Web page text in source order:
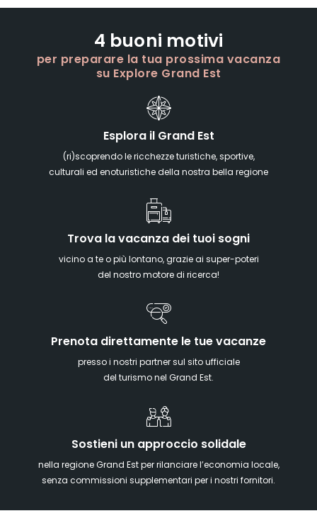
4 buoni motivi
per preparare la tua prossima vacanza
su Explore Grand Est
Esplora il Grand Est
(ri)scoprendo le ricchezze turistiche, sportive,
culturali ed enoturistiche della nostra bella regione
Trova la vacanza dei tuoi sogni
vicino a te o più lontano, grazie ai super-poteri
del nostro motore di ricerca!
Prenota direttamente le tue vacanze
presso i nostri partner sul sito ufficiale
del turismo nel Grand Est.
Sostieni un approccio solidale
nella regione Grand Est per rilanciare l’economia locale,
senza commissioni supplementari per i nostri fornitori.